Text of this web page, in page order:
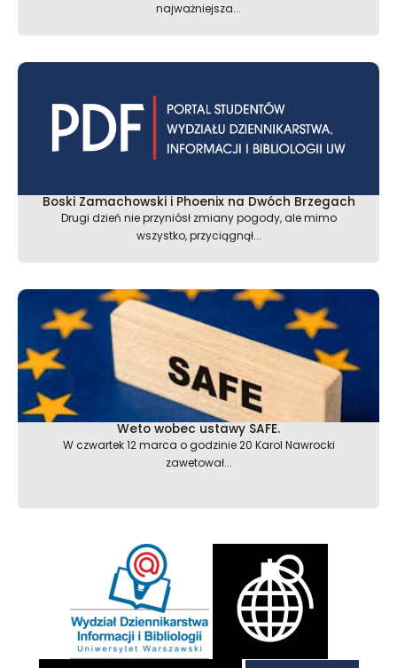
najważniejsza...
Boski Zamachowski i Phoenix na Dwóch Brzegach
Drugi dzień nie przyniósł zmiany pogody, ale mimo
wszystko, przyciągnął...
Weto wobec ustawy SAFE.
W czwartek 12 marca o godzinie 20 Karol Nawrocki
zawetował...